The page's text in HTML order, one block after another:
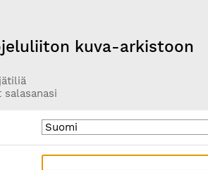
kuva-arkistoon